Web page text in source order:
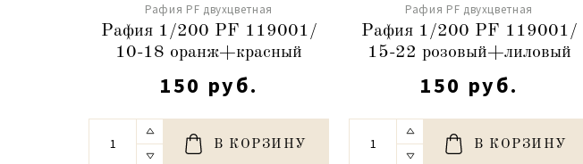
Рафия PF двухцветная
Рафия 1/200 PF 119001/
10-18 оранж+красный
150 руб.
В КОРЗИНУ
Рафия PF двухцветная
Рафия 1/200 PF 119001/
15-22 розовый+лиловый
150 руб.
В КОРЗИНУ